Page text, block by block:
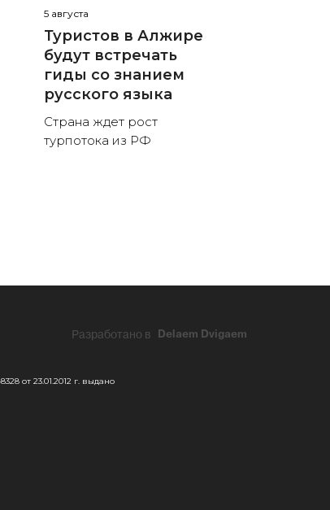
5 августа
Туристов в Алжире
будут встречать
гиды со знанием
русского языка
Страна ждет рост
турпотока из РФ
Разработано в Delaem Dvigaem
от 23.01.2012 г. выдано